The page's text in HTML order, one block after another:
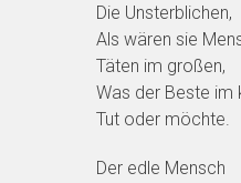
Die Unsterblichen,
Als wären sie
Täten im großen,
Was der Beste im
Tut oder möchte.
Der edle Mensch